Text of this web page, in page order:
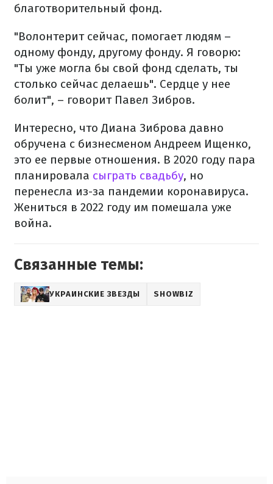
благотворительный фонд.
"Волонтерит сейчас, помогает людям –
одному фонду, другому фонду. Я говорю:
"Ты уже могла бы свой фонд сделать, ты
столько сейчас делаешь". Сердце у нее
болит", – говорит Павел Зибров.
Интересно, что Диана Зиброва давно
обручена с бизнесменом Андреем Ищенко,
это ее первые отношения. В 2020 году пара
планировала сыграть свадьбу, но
перенесла из-за пандемии коронавируса.
Жениться в 2022 году им помешала уже
война.
Связанные темы:
УКРАИНСКИЕ ЗВЕЗДЫ SHOWBIZ